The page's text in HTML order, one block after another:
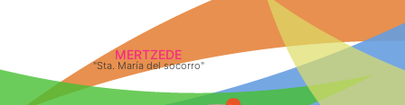
MERTZEDE
"Sta. María del socorro"